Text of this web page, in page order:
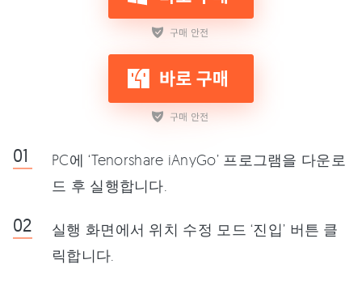
PC에 ‘Tenorshare iAnyGo’ 프로그램을 다운로
드 후 실행합니다.
실행 화면에서 위치 수정 모드 ‘진입’ 버튼 클
릭합니다.